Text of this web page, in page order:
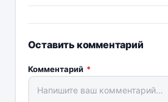
Оставить комментарий
Комментарий *